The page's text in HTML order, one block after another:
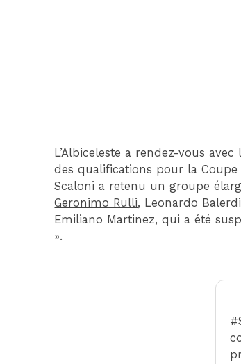
L’Albiceleste a rendez-vous
des qualifications pour la
Scaloni a retenu un groupe
Geronimo Rulli, Leonardo
Emiliano Martinez, qui a été
».